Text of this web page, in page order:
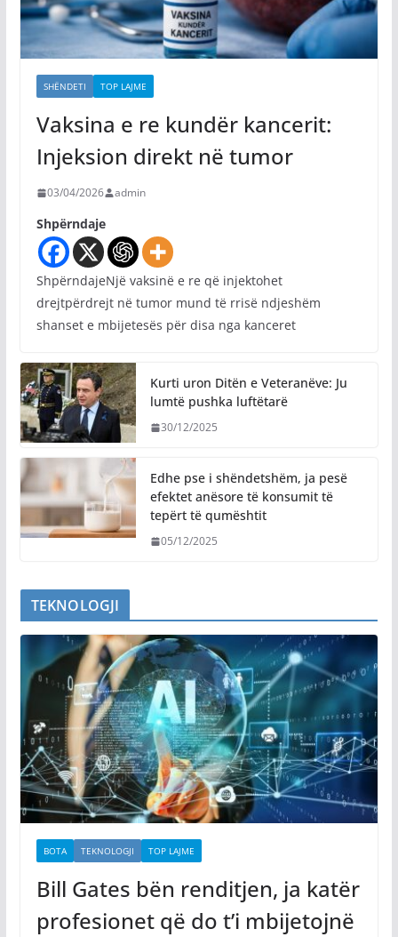
SHËNDETI TOP LAJME
Vaksina e re kundër kancerit:
Injeksion direkt në tumor
03/04/2026 admin
Shpërndaje
ShpërndajeNjë vaksinë e re që injektohet
drejtpërdrejt në tumor mund të rrisë ndjeshëm
shanset e mbijetesës për disa nga kanceret
Kurti uron Ditën e Veteranëve: Ju
lumtë pushka luftëtarë
30/12/2025
Edhe pse i shëndetshëm, ja pesë
efektet anësore të konsumit të
tepërt të qumështit
05/12/2025
TEKNOLOGJI
BOTA TEKNOLOGJI TOP LAJME
Bill Gates bën renditjen, ja katër
profesionet që do t’i mbijetojnë